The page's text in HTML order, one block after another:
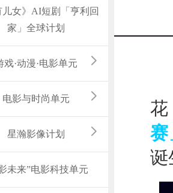
儿女》AI短剧「亨利回
家」全球计划
戏·动漫·电影单元
电影与时尚单元
星瀚影像计划
未来”电影科技单元
花
赛
诞